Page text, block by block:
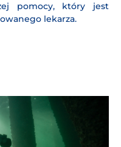
pomocy, który jest
lekarza.